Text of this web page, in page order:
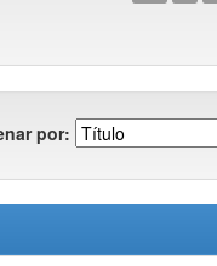
por: